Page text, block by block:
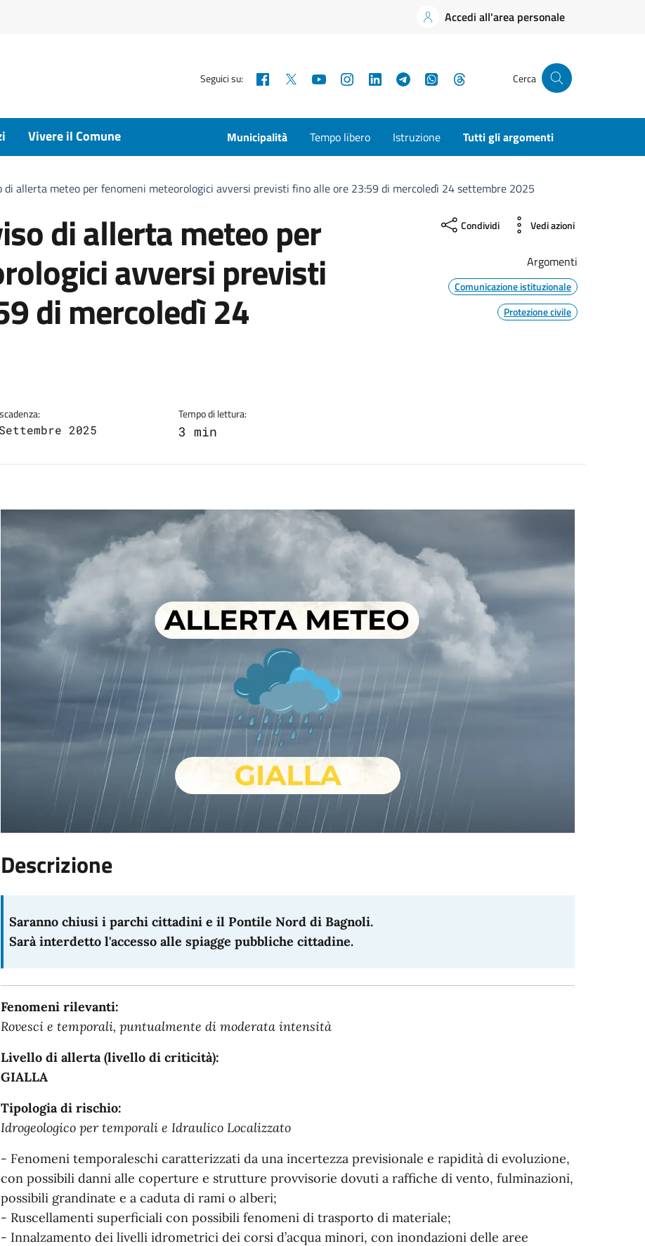
Accedi all'area personale
Seguici su: Facebook YouTubeInstagramLinkedInTelegramWhatsApp Cerca
Vivere il Comune Municipalità Tempo libero Istruzione Tutti gli argomenti
di allerta meteo per fenomeni meteorologici avversi previsti fino alle ore 23:59 di mercoledì 24 settembre 2025
di allerta meteo per
avversi previsti
di mercoledì 24
2025
Tempo di lettura:
3 min
Condividi Vedi azioni
Argomenti
Comunicazione istituzionale
Protezione civile
Descrizione
Saranno chiusi i parchi cittadini e il Pontile Nord di Bagnoli.
Sarà interdetto l'accesso alle spiagge pubbliche cittadine.
Fenomeni rilevanti:
Rovesci e temporali, puntualmente di moderata intensità
Livello di allerta (livello di criticità):
GIALLA
Tipologia di rischio:
Idrogeologico per temporali e Idraulico Localizzato
- Fenomeni temporaleschi caratterizzati da una incertezza previsionale e rapidità di evoluzione,
con possibili danni alle coperture e strutture provvisorie dovuti a raffiche di vento, fulminazioni,
possibili grandinate e a caduta di rami o alberi;
- Ruscellamenti superficiali con possibili fenomeni di trasporto di materiale;
- Innalzamento dei livelli idrometrici dei corsi d’acqua minori, con inondazioni delle aree